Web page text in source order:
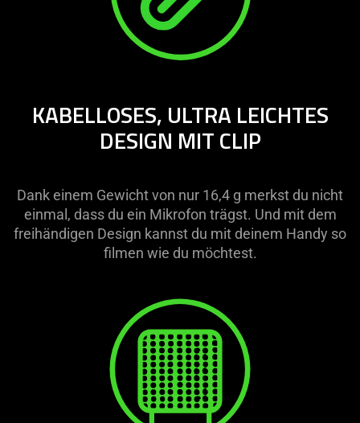
KABELLOSES, ULTRA LEICHTES
DESIGN MIT CLIP
Dank einem Gewicht von nur 16,4 g merkst du nicht
einmal, dass du ein Mikrofon trägst. Und mit dem
freihändigen Design kannst du mit deinem Handy so
filmen wie du möchtest.